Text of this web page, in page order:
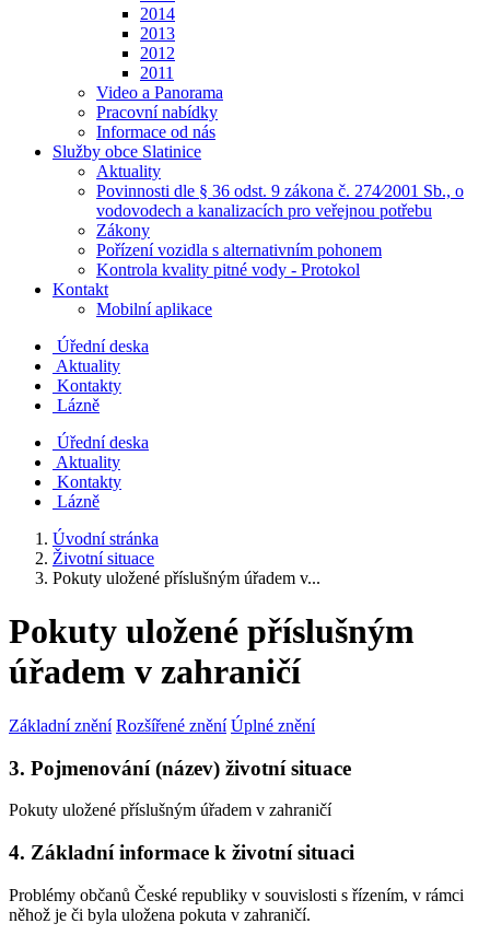
2014
2013
2012
2011
Video a Panorama
Pracovní nabídky
Informace od nás
Služby obce Slatinice
Aktuality
Povinnosti dle § 36 odst. 9 zákona č. 274⁄2001 Sb., o
vodovodech a kanalizacích pro veřejnou potřebu
Zákony
Pořízení vozidla s alternativním pohonem
Kontrola kvality pitné vody - Protokol
Kontakt
Mobilní aplikace
Úřední deska
Aktuality
Kontakty
Lázně
Úřední deska
Aktuality
Kontakty
Lázně
Úvodní stránka
Životní situace
Pokuty uložené příslušným úřadem v...
Pokuty uložené příslušným
úřadem v zahraničí
Základní znění Rozšířené znění Úplné znění
3. Pojmenování (název) životní situace
Pokuty uložené příslušným úřadem v zahraničí
4. Základní informace k životní situaci
Problémy občanů České republiky v souvislosti s řízením, v rámci
něhož je či byla uložena pokuta v zahraničí.